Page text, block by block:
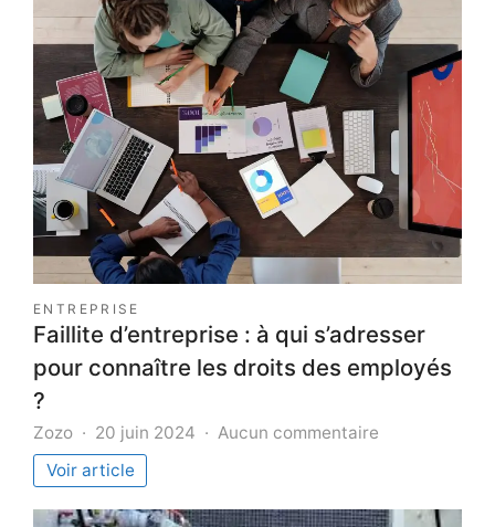
ENTREPRISE
Faillite d’entreprise : à qui s’adresser
pour connaître les droits des employés
?
Zozo 20 juin 2024 Aucun commentaire
Voir article